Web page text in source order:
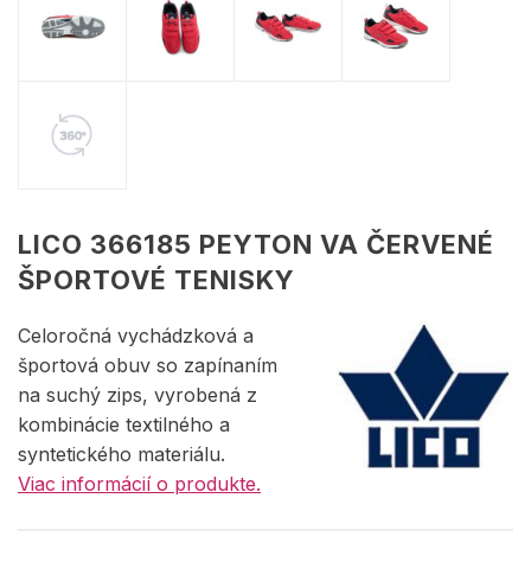
LICO 366185 PEYTON VA ČERVENÉ
ŠPORTOVÉ TENISKY
Celoročná vychádzková a
športová obuv so zapínaním
na suchý zips, vyrobená z
kombinácie textilného a
syntetického materiálu.
Viac informácií o produkte.